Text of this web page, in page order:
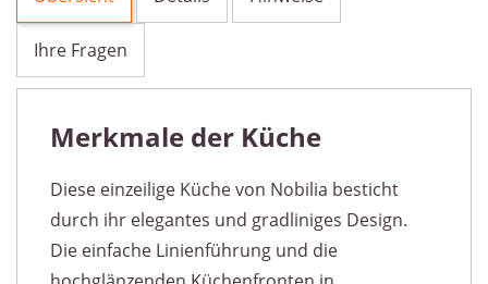
Ihre Fragen
Merkmale der Küche
Diese einzeilige Küche von Nobilia besticht
durch ihr elegantes und gradliniges Design.
Die einfache Linienführung und die